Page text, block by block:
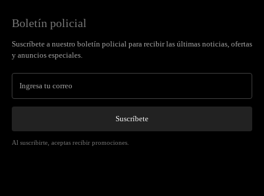
Boletín policial
Suscríbete a nuestro boletín policial para recibir las últimas noticias, ofertas
y anuncios especiales.
Suscríbete
Al suscribirte, aceptas recibir promociones.